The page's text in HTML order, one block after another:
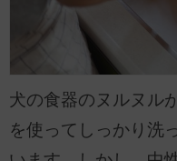
犬の食器のヌルヌル
を使ってしっかり洗